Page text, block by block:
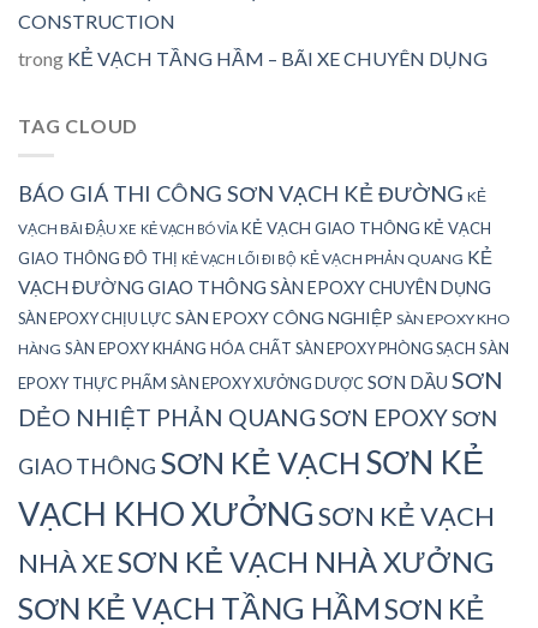
CONSTRUCTION
trong KẺ VẠCH TẦNG HẦM – BÃI XE CHUYÊN DỤNG
TAG CLOUD
BÁO GIÁ THI CÔNG SƠN VẠCH KẺ ĐƯỜNG KẺ
VẠCH BÃI ĐẬU XE KẺ VẠCH BÓ VỈA KẺ VẠCH GIAO THÔNG KẺ VẠCH
GIAO THÔNG ĐÔ THỊ KẺ VẠCH LỐI ĐI BỘ KẺ VẠCH PHẢN QUANG KẺ
VẠCH ĐƯỜNG GIAO THÔNG SÀN EPOXY CHUYÊN DỤNG
SÀN EPOXY CHỊU LỰCSÀN EPOXY CÔNG NGHIỆP SÀN EPOXY KHO
HÀNG SÀN EPOXY KHÁNG HÓA CHẤT SÀN EPOXY PHÒNG SẠCH SÀN
EPOXY THỰC PHẨM SÀN EPOXY XƯỞNG DƯỢCSƠN DẦU SƠN
DẺO NHIỆT PHẢN QUANGSƠN EPOXYSƠN
GIAO THÔNG SƠN KẺ VẠCH SƠN KẺ
VẠCH KHO XƯỞNGSƠN KẺ VẠCH
NHÀ XESƠN KẺ VẠCH NHÀ XƯỞNG
SƠN KẺ VẠCH TẦNG HẦMSƠN KẺ